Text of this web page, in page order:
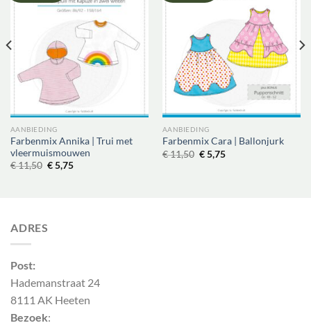
AANBIEDING
Farbenmix Annika | Trui met
vleermuismouwen
€11,50 Oorspronkelijke
prijs
€5,75Huidige
AANBIEDING
Farbenmix Cara | Ballonjurk
€11,50 Oorspronkelijke
prijs
€5,75Huidige
ADRES
Post:
Hademanstraat 24
8111 AK Heeten
Bezoek: